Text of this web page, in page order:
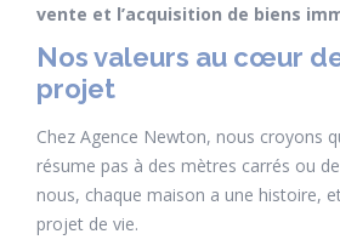
vente et l’acquisition de biens
Nos valeurs au cœur
projet
Chez Agence Newton, nous croyons
résume pas à des mètres carrés ou
nous, chaque maison a une histoire,
projet de vie.